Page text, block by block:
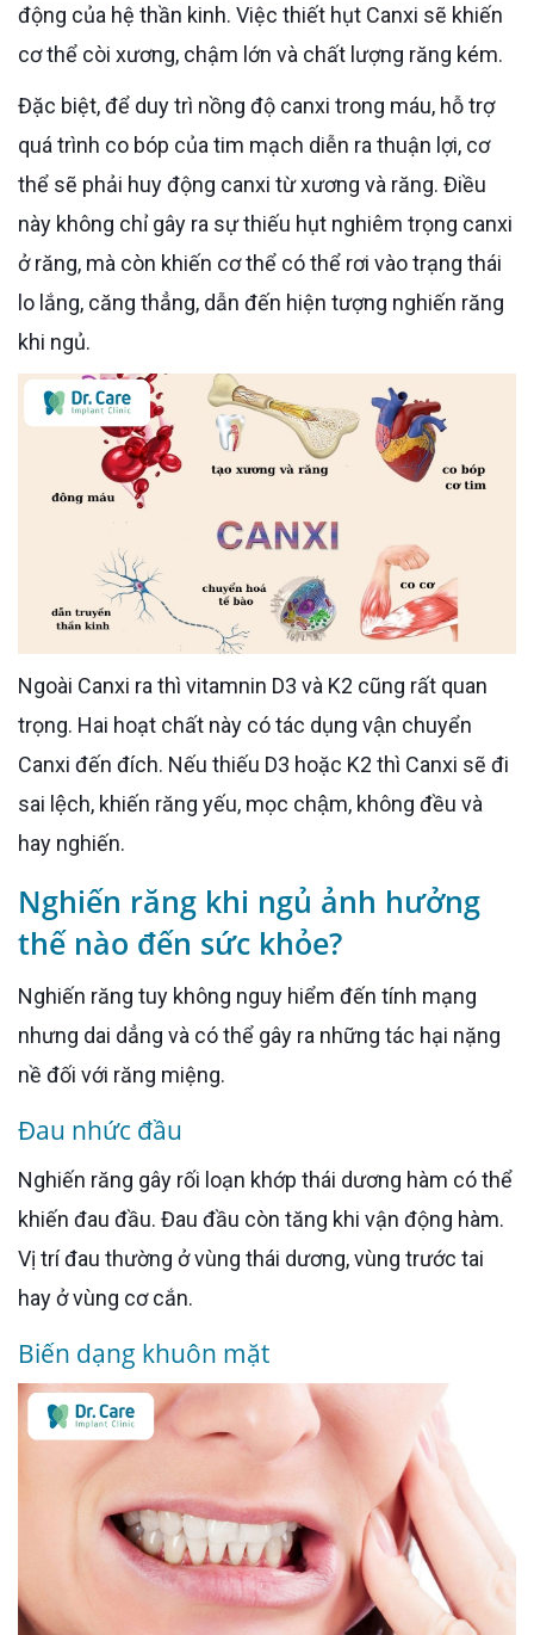
động của hệ thần kinh. Việc thiết hụt Canxi sẽ khiến
cơ thể còi xương, chậm lớn và chất lượng răng kém.
Đặc biệt, để duy trì nồng độ canxi trong máu, hỗ trợ
quá trình co bóp của tim mạch diễn ra thuận lợi, cơ
thể sẽ phải huy động canxi từ xương và răng. Điều
này không chỉ gây ra sự thiếu hụt nghiêm trọng canxi
ở răng, mà còn khiến cơ thể có thể rơi vào trạng thái
lo lắng, căng thẳng, dẫn đến hiện tượng nghiến răng
khi ngủ.
Ngoài Canxi ra thì vitamnin D3 và K2 cũng rất quan
trọng. Hai hoạt chất này có tác dụng vận chuyển
Canxi đến đích. Nếu thiếu D3 hoặc K2 thì Canxi sẽ đi
sai lệch, khiến răng yếu, mọc chậm, không đều và
hay nghiến.
Nghiến răng khi ngủ ảnh hưởng
thế nào đến sức khỏe?
Nghiến răng tuy không nguy hiểm đến tính mạng
nhưng dai dẳng và có thể gây ra những tác hại nặng
nề đối với răng miệng.
Đau nhức đầu
Nghiến răng gây rối loạn khớp thái dương hàm có thể
khiến đau đầu. Đau đầu còn tăng khi vận động hàm.
Vị trí đau thường ở vùng thái dương, vùng trước tai
hay ở vùng cơ cắn.
Biến dạng khuôn mặt